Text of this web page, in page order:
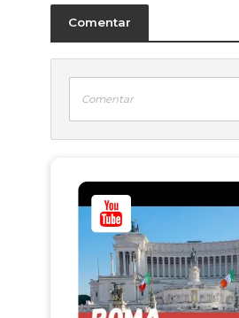
Comentar
Comentar